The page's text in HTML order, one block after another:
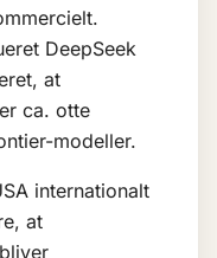
DeepSeek
at
ca. otte
modeller.
internationalt
at